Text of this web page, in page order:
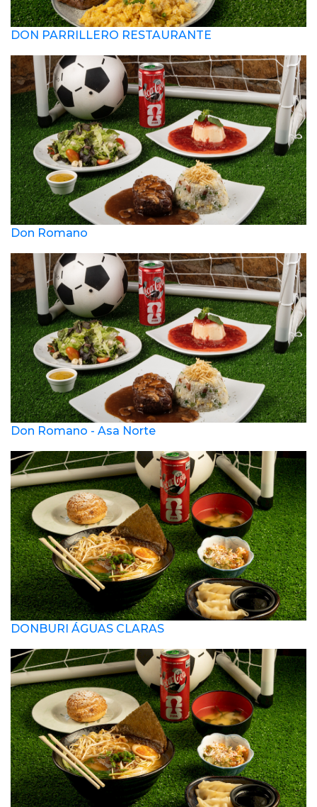
DON PARRILLERO RESTAURANTE
Don Romano
Don Romano - Asa Norte
DONBURI ÁGUAS CLARAS